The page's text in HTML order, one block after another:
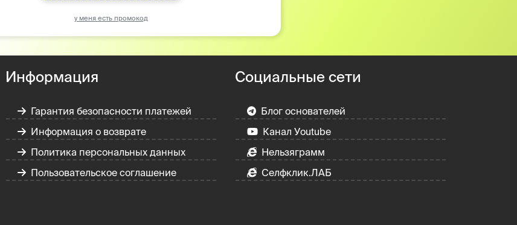
у меня есть промокод
Информация
Гарантия безопасности платежей
Информация о возврате
Политика персональных данных
Пользовательское соглашение
Социальные сети
Блог основателей
Канал Уoutube
Нельзяграмм
Селфклик.ЛАБ